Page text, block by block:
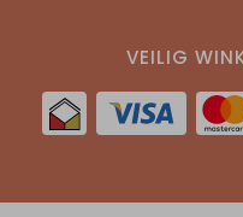
VEILIG